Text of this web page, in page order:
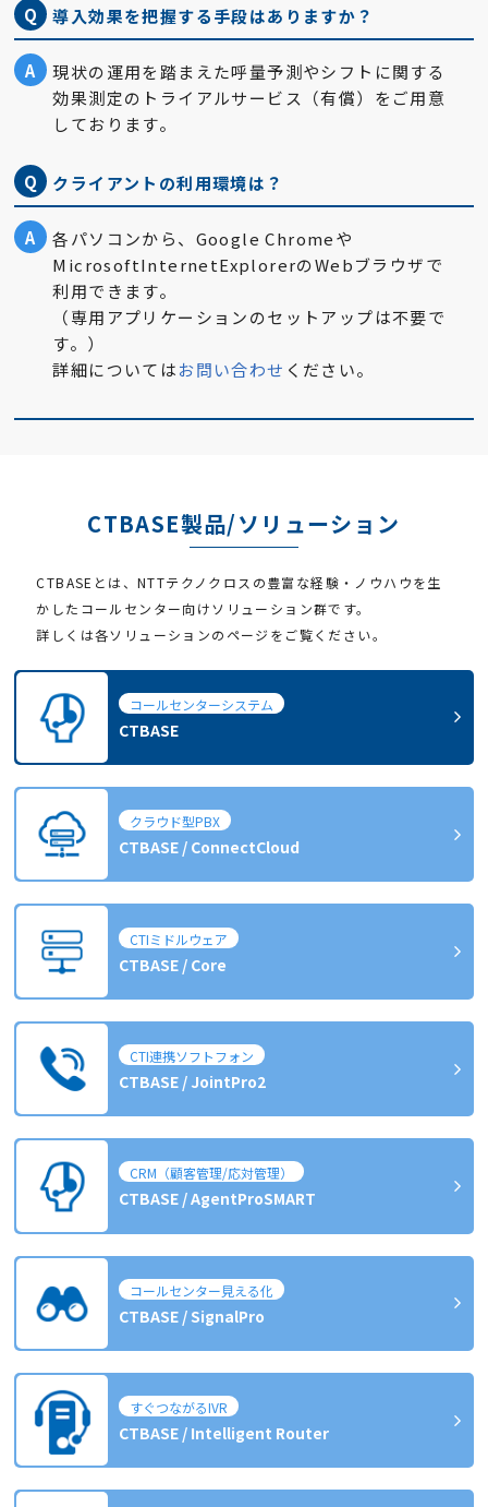
Q 導入効果を把握する手段はありますか？
A
現状の運用を踏まえた呼量予測やシフトに関する
効果測定のトライアルサービス（有償）をご用意
しております。
Q クライアントの利用環境は？
A
各パソコンから、Google Chromeや
MicrosoftInternetExplorerのWebブラウザで
利用できます。
（専用アプリケーションのセットアップは不要で
す。）
詳細についてはお問い合わせ ください。
CTBASE製品/ソリューション
CTBASEとは、NTTテクノクロスの豊富な経験・ノウハウを生
かしたコールセンター向けソリューション群です。
詳しくは各ソリューションのページをご覧ください。
コールセンターシステム
CTBASE
クラウド型PBX
CTBASE / ConnectCloud
CTIミドルウェア
CTBASE / Core
CTI連携ソフトフォン
CTBASE / JointPro2
CRM（顧客管理/応対管理）
CTBASE / AgentProSMART
コールセンター見える化
CTBASE / SignalPro
すぐつながるIVR
CTBASE / Intelligent Router